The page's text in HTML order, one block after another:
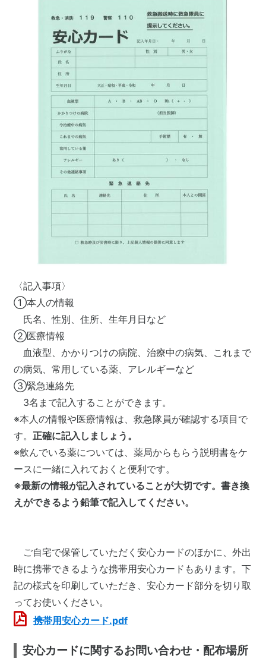
〈記入事項〉
①本人の情報
氏名、性別、住所、生年月日など
②医療情報
血液型、かかりつけの病院、治療中の病気、これまで
の病気、常用している薬、アレルギーなど
③緊急連絡先
3名まで記入することができます。
※本人の情報や医療情報は、救急隊員が確認する項目で
す。 正確に記入しましょう。
※飲んでいる薬については、薬局からもらう説明書をケ
ースに一緒に入れておくと便利です。
※最新の情報が記入されていることが大切です。書き換
えができるよう鉛筆で記入してください。
ご自宅で保管していただく安心カードのほかに、外出
時に携帯できるような携帯用安心カードもあります。下
記の様式を印刷していただき、安心カード部分を切り取
ってお使いください。
携帯用安心カード.pdf
安心カードに関するお問い合わせ・配布場所